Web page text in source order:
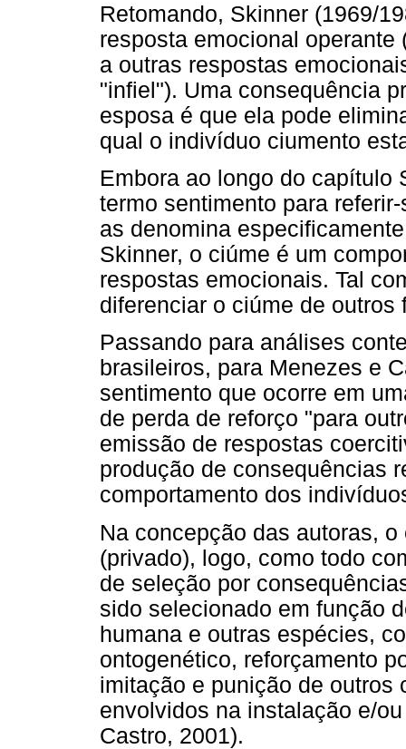
Retomando, Skinner (1969/
resposta emocional
a outras respostas
"infiel"). Uma consequência
esposa é que ela pode
qual o indivíduo ciumento
Embora ao longo do capítulo
termo sentimento para
as denomina
Skinner, o ciúme é um
respostas emocionais. Tal
diferenciar o ciúme de outros
Passando para análises
brasileiros, para Menezes e
sentimento que ocorre em
de perda de reforço "para
emissão de respostas
produção de consequências
comportamento dos
Na concepção das autoras,
(privado), logo, como todo
de seleção por
sido selecionado em função
humana e outras espécies,
ontogenético, reforçamento
imitação e punição de outros
envolvidos na instalação e/
Castro, 2001).